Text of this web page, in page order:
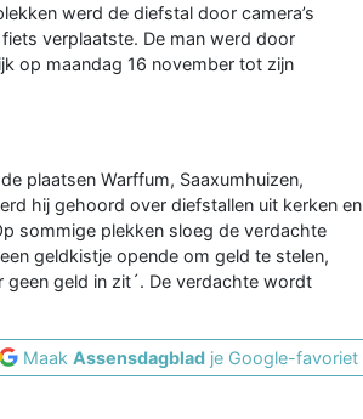
werd de diefstal door camera’s
verplaatste. De man werd door
op maandag 16 november tot zijn
plaatsen Warffum, Saaxumhuizen,
hij gehoord over diefstallen uit kerken en
sommige plekken sloeg de verdachte
geldkistje opende om geld te stelen,
geld in zit´. De verdachte wordt
MaakAssensdagblad je Google-favoriet